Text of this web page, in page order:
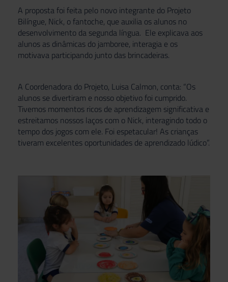
A proposta foi feita pelo novo integrante do Projeto
Bilíngue, Nick, o fantoche, que auxilia os alunos no
desenvolvimento da segunda língua. Ele explicava aos
alunos as dinâmicas do jamboree, interagia e os
motivava participando junto das brincadeiras.
A Coordenadora do Projeto, Luisa Calmon, conta: “Os
alunos se divertiram e nosso objetivo foi cumprido.
Tivemos momentos ricos de aprendizagem significativa e
estreitamos nossos laços com o Nick, interagindo todo o
tempo dos jogos com ele. Foi espetacular! As crianças
tiveram excelentes oportunidades de aprendizado lúdico”.